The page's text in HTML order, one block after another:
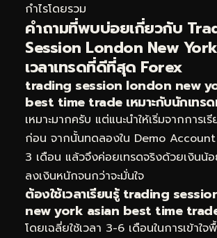
กำไรโดยรวม
คำถามที่พบบ่อยเกี่ยวกับ
Session London New
เวลาเทรดที่ดีที่สุด Forex
trading session london new
best time trade เหมาะกับนักเทรด
เหมาะมากครับ แต่แนะนำให้เริ่มจากการเ
ก่อน จากนั้นทดลองใน Demo
3 เดือน แล้วจึงค่อยเทรดจริงด้วยเงินน้
ลงเงินหนักจนกว่าจะมั่นใจ
ต้องใช้เวลาเรียนรู้ trading
new york asian best time
โดยเฉลี่ยใช้เวลา 3-6 เดือนในการเข้าใ